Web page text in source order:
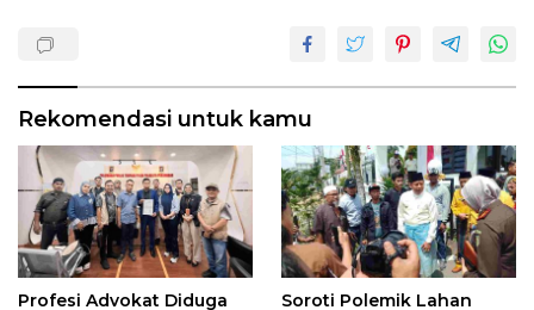
Rekomendasi untuk kamu
Profesi Advokat Diduga Soroti Polemik Lahan